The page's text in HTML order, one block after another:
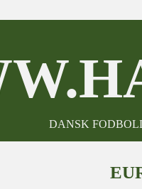
DANSK